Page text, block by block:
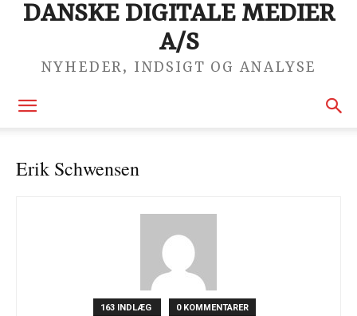
DANSKE DIGITALE MEDIER
A/S
NYHEDER, INDSIGT OG ANALYSE
Erik Schwensen
163 INDLÆG 0 KOMMENTARER